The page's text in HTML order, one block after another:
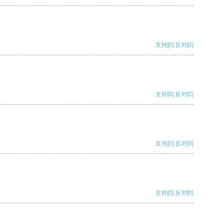
支持[0] 反对[0]
支持[0] 反对[0]
支持[0] 反对[0]
支持[0] 反对[0]